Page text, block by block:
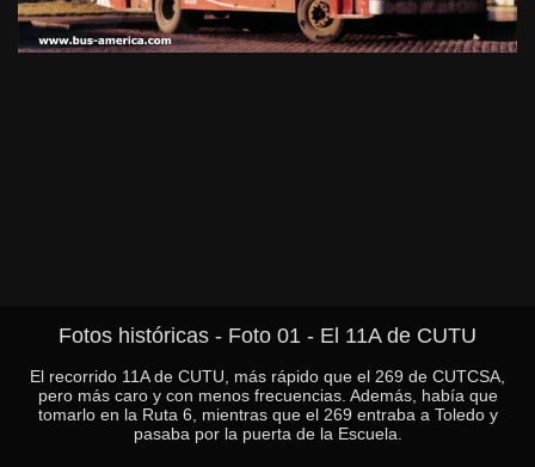
Fotos históricas - Foto 01 - El 11A de CUTU
El recorrido 11A de CUTU, más rápido que el 269 de CUTCSA,
pero más caro y con menos frecuencias. Además, había que
tomarlo en la Ruta 6, mientras que el 269 entraba a Toledo y
pasaba por la puerta de la Escuela.